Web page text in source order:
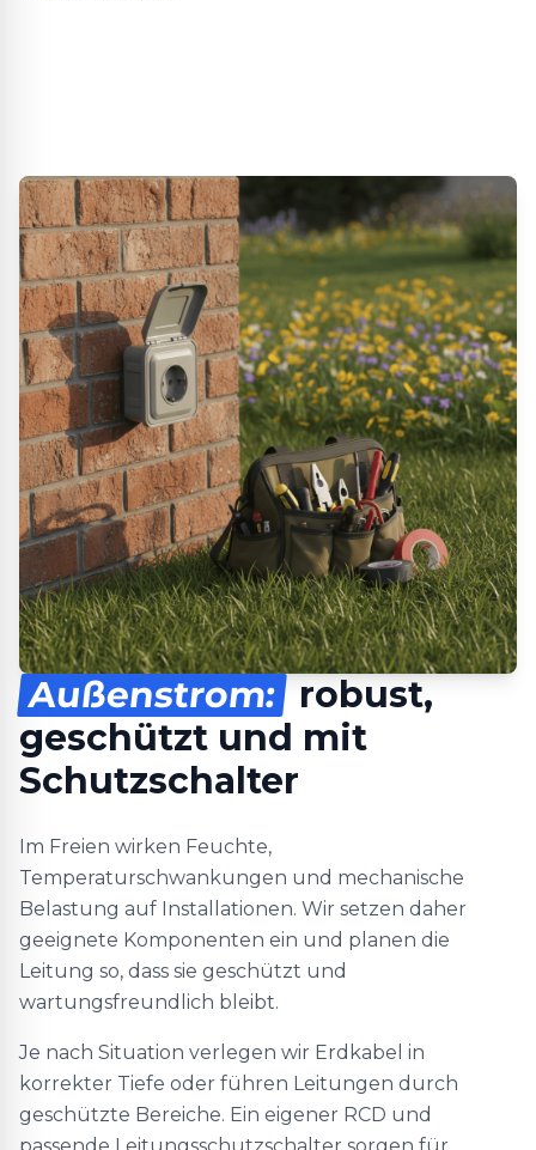
Außenstrom: robust,
geschützt und mit
Schutzschalter
Im Freien wirken Feuchte,
Temperaturschwankungen und mechanische
Belastung auf Installationen. Wir setzen daher
geeignete Komponenten ein und planen die
Leitung so, dass sie geschützt und
wartungsfreundlich bleibt.
Je nach Situation verlegen wir Erdkabel in
korrekter Tiefe oder führen Leitungen durch
geschützte Bereiche. Ein eigener RCD und